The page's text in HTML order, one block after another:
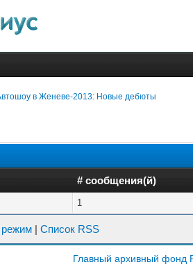
в Женеве-2013: Новые дебюты
# сообщения(й)
1
режим | Список RSS
Главный архивный фонд